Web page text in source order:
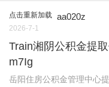
点击重新加载 aa020z
2026-7-1
Train湘阴公积金提
m7Ig
岳阳住房公积金管理中心